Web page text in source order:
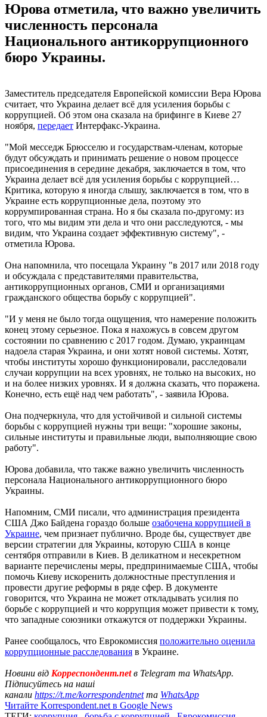
Юрова отметила, что важно увеличить
численность персонала
Национального антикоррупционного
бюро Украины.
Заместитель председателя Европейской комиссии Вера Юрова
считает, что Украина делает всё для усиления борьбы с
коррупцией. Об этом она сказала на брифинге в Киеве 27
ноября, передает Интерфакс-Украина.
"Мой месседж Брюсселю и государствам-членам, которые
будут обсуждать и принимать решение о новом процессе
присоединения в середине декабря, заключается в том, что
Украина делает всё для усиления борьбы с коррупцией…
Критика, которую я иногда слышу, заключается в том, что в
Украине есть коррупционные дела, поэтому это
коррумпированная страна. Но я бы сказала по-другому: из
того, что мы видим эти дела и что они расследуются, - мы
видим, что Украина создает эффективную систему", -
отметила Юрова.
Она напомнила, что посещала Украину "в 2017 или 2018 году
и обсуждала с представителями правительства,
антикоррупционных органов, СМИ и организациями
гражданского общества борьбу с коррупцией".
"И у меня не было тогда ощущения, что намерение положить
конец этому серьезное. Пока я нахожусь в совсем другом
состоянии по сравнению с 2017 годом. Думаю, украинцам
надоела старая Украина, и они хотят новой системы. Хотят,
чтобы институты хорошо функционировали, расследовали
случаи коррупции на всех уровнях, не только на высоких, но
и на более низких уровнях. И я должна сказать, что поражена.
Конечно, есть ещё над чем работать", - заявила Юрова.
Она подчеркнула, что для устойчивой и сильной системы
борьбы с коррупцией нужны три вещи: "хорошие законы,
сильные институты и правильные люди, выполняющие свою
работу".
Юрова добавила, что также важно увеличить численность
персонала Национального антикоррупционного бюро
Украины.
Напомним, СМИ писали, что администрация президента
США Джо Байдена гораздо больше озабочена коррупцией в
Украине, чем признает публично. Вроде бы, существует две
версии стратегии для Украины, которую США в конце
сентября отправили в Киев. В деликатном и несекретном
варианте перечислены меры, предпринимаемые США, чтобы
помочь Киеву искоренить должностные преступления и
провести другие реформы в ряде сфер. В документе
говорится, что Украина не может откладывать усилия по
борьбе с коррупцией и что коррупция может привести к тому,
что западные союзники откажутся от поддержки Украины.
Ранее сообщалось, что Еврокомиссия положительно оценила
коррупционные расследования в Украине.
Новини від Корреспондент.netв Telegram та WhatsApp.
Підписуйтесь на наші
канали https://t.me/korrespondentnetта WhatsApp
Читайте Korrespondent.net в Google News